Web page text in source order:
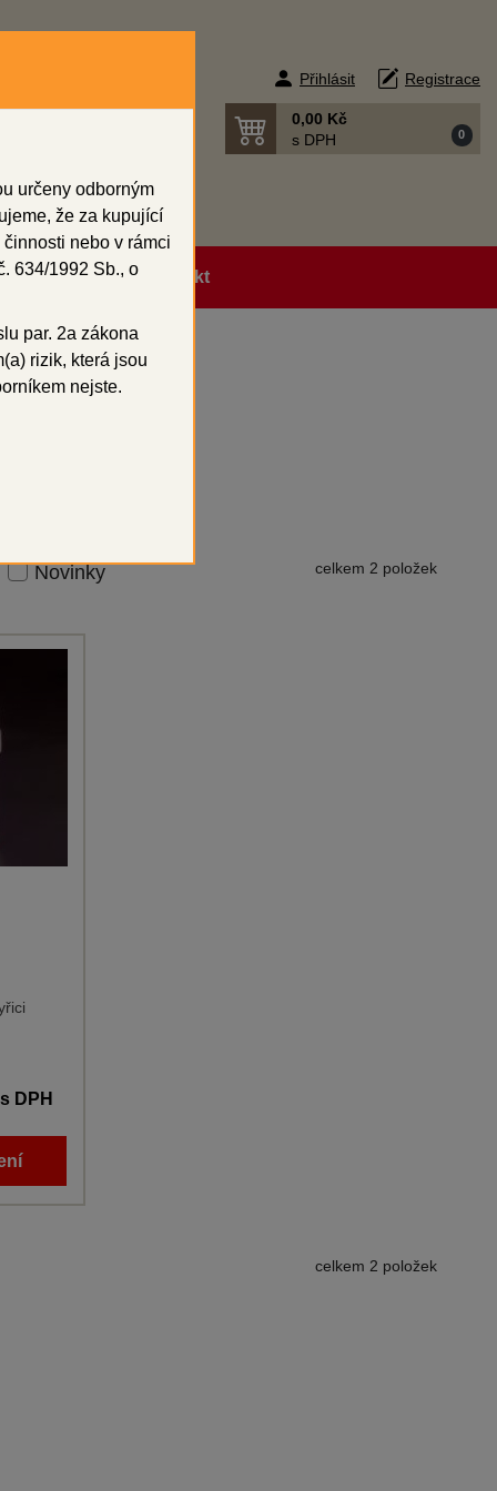
Přihlásit Registrace
0,00 Kč
s DPH
0
podmínky Kontakt
Novinky celkem 2 položek
DPH
celkem 2 položek
určeny odborným
že za kupující
nebo v rámci
634/1992 Sb., o
par. 2a zákona
rizik, která jsou
nejste.